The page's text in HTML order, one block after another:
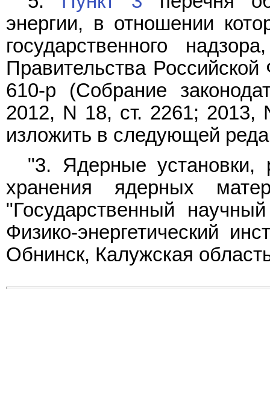
энергии, в отношении
государственного
Правительства
610-р (Собрание
2012, N 18, ст. 2261; 2013,
изложить в следующей
"3. Ядерные установки,
хранения ядерных
"Государственный
Физико-энергетический
Обнинск, Калужская